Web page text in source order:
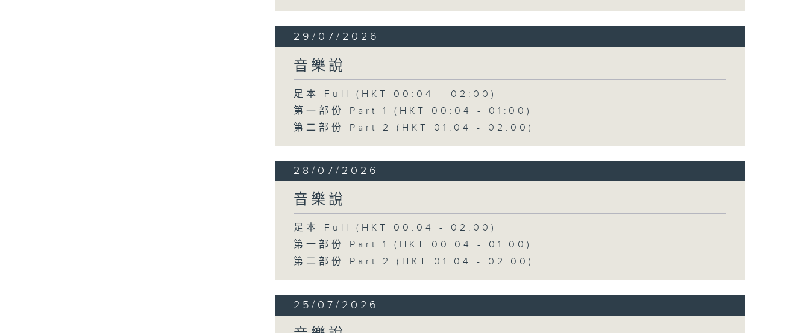
29/07/2026
音樂說
足本 Full (HKT 00:04 - 02:00)
第一部份 Part 1 (HKT 00:04 - 01:00)
第二部份 Part 2 (HKT 01:04 - 02:00)
28/07/2026
音樂說
足本 Full (HKT 00:04 - 02:00)
第一部份 Part 1 (HKT 00:04 - 01:00)
第二部份 Part 2 (HKT 01:04 - 02:00)
25/07/2026